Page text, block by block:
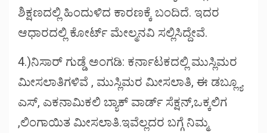
ಶಿಕ್ಷಣದಲ್ಲಿ ಹಿಂದುಳಿದ ಕಾರಣಕ್ಕೆ ಬಂದಿದೆ. ಇದರ
ಆಧಾರದಲ್ಲಿ ಕೋರ್ಟ್ ಮೇಲ್ಮನವಿ ಸಲ್ಲಿಸಿದ್ದೇವೆ.
4.)ನಿಸಾರ್ ಗುಡ್ಡೆ ಅಂಗಡಿ: ಕರ್ನಾಟಕದಲ್ಲಿ ಮುಸ್ಲಿಮರ
ಮೀಸಲಾತಿಗಳಿವೆ , ಮುಸ್ಲಿಮರ ಮೀಸಲಾತಿ, ಈ ಡಬ್ಲ್ಯೂ
ಎಸ್, ಎಕನಾಮಿಕಲಿ ಬ್ಯಾಕ್ ವಾರ್ಡ್ ಸೆಕ್ಷನ್,ಒಕ್ಕಲಿಗ
,ಲಿಂಗಾಯಿತ ಮೀಸಲಾತಿ.ಇವೆಲ್ಲದರ ಬಗ್ಗೆ ನಿಮ್ಮ